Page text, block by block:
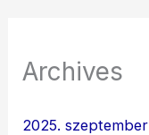
Archives
2025. szeptember